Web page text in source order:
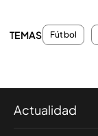
TEMAS Fútbol
Actualidad